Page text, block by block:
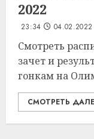
2022
23:34 04.02.2022
Смотреть
зачет и
гонкам на
СМОТРЕТЬ